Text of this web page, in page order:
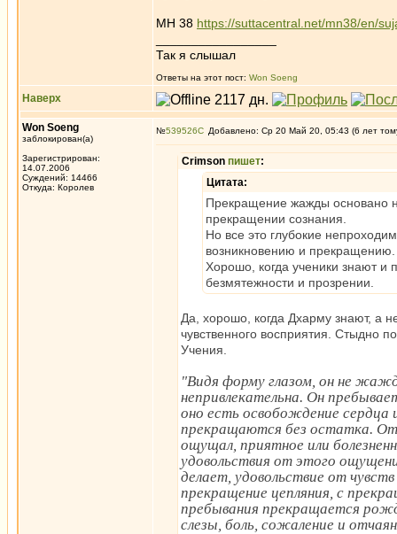
МН 38 https://suttacentral.net/mn38/en/
Так я слышал
Ответы на этот пост: Won Soeng
Наверх
Won Soeng
заблокирован(а)
Зарегистрирован:
14.07.2006
Суждений: 14466
Откуда: Королев
№539526 Добавлено: Ср 20 Май 20, 05:43 (6 лет
Crimson пишет:
Цитата:
Прекращение жажды основано
прекращении сознания.
Но все это глубокие
возникновению и прекращению.
Хорошо, когда ученики знают и
безмятежности и прозрении.
Да, хорошо, когда Дхарму знают, а
чувственного восприятия. Стыдно
Учения.
"Видя форму глазом, он не
непривлекательна. Он
оно есть освобождение сердца
прекращаются без остатка.
ощущал, приятное или
удовольствия от этого
делает, удовольствие от
прекращение цепляния, с
пребывания прекращается
слезы, боль, сожаление и